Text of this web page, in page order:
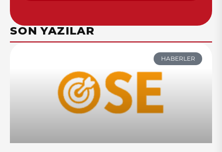
SON YAZILAR
HABERLER